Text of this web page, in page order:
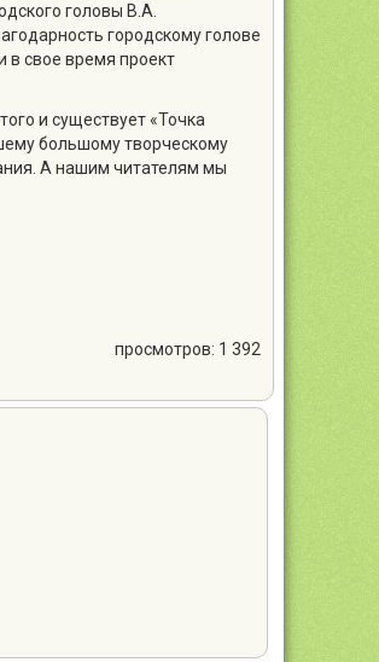
головы В.А.
городскому голове
в свое время проект
и существует «Точка
большому творческому
А нашим читателям мы
просмотров: 1 392